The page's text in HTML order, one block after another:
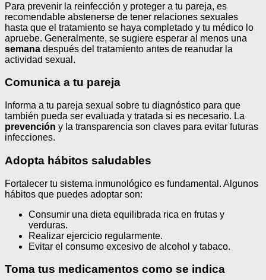
Para prevenir la reinfección y proteger a tu pareja, es
recomendable abstenerse de tener relaciones sexuales
hasta que el tratamiento se haya completado y tu médico lo
apruebe. Generalmente, se sugiere esperar al menos una
semana después del tratamiento antes de reanudar la
actividad sexual.
Comunica a tu pareja
Informa a tu pareja sexual sobre tu diagnóstico para que
también pueda ser evaluada y tratada si es necesario. La
prevención y la transparencia son claves para evitar futuras
infecciones.
Adopta hábitos saludables
Fortalecer tu sistema inmunológico es fundamental. Algunos
hábitos que puedes adoptar son:
Consumir una dieta equilibrada rica en frutas y
verduras.
Realizar ejercicio regularmente.
Evitar el consumo excesivo de alcohol y tabaco.
Toma tus medicamentos como se indica